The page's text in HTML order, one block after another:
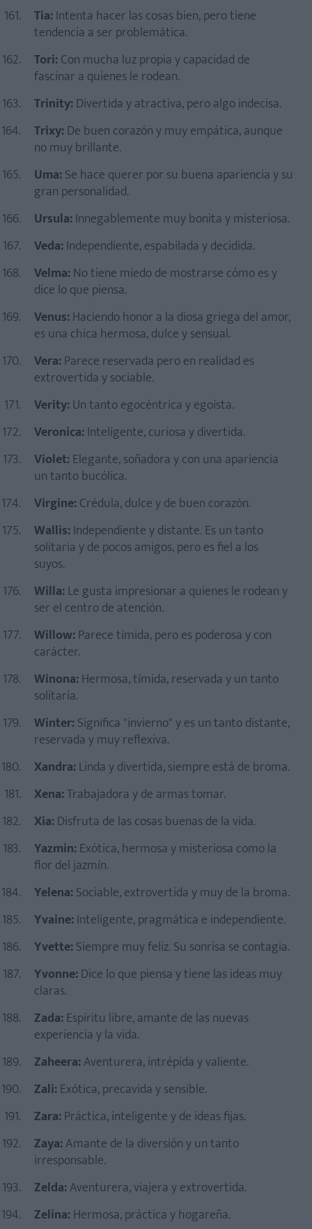
Tia:Intenta hacer las cosas bien, pero tiene
tendencia a ser problemática.
Tori:Con mucha luz propia y capacidad de
fascinar a quienes le rodean.
Trinity:Divertida y atractiva, pero algo indecisa.
Trixy:De buen corazón y muy empática, aunque
no muy brillante.
Uma:Se hace querer por su buena apariencia y su
gran personalidad.
Ursula:Innegablemente muy bonita y misteriosa.
Veda:Independiente, espabilada y decidida.
Velma:No tiene miedo de mostrarse cómo es y
dice lo que piensa.
Venus:Haciendo honor a la diosa griega del amor,
es una chica hermosa, dulce y sensual.
Vera:Parece reservada pero en realidad es
extrovertida y sociable.
Verity:Un tanto egocéntrica y egoísta.
Veronica:Inteligente, curiosa y divertida.
Violet:Elegante, soñadora y con una apariencia
un tanto bucólica.
Virgine:Crédula, dulce y de buen corazón.
Wallis:Independiente y distante. Es un tanto
solitaria y de pocos amigos, pero es fiel a los
suyos.
Willa:Le gusta impresionar a quienes le rodean y
ser el centro de atención.
Willow:Parece tímida, pero es poderosa y con
carácter.
Winona:Hermosa, tímida, reservada y un tanto
solitaria.
Winter:Significa "invierno" y es un tanto distante,
reservada y muy reflexiva.
Xandra:Linda y divertida, siempre está de broma.
Xena:Trabajadora y de armas tomar.
Xia:Disfruta de las cosas buenas de la vida.
Yazmin:Exótica, hermosa y misteriosa como la
flor del jazmín.
Yelena:Sociable, extrovertida y muy de la broma.
Yvaine:Inteligente, pragmática e independiente.
Yvette:Siempre muy feliz. Su sonrisa se contagia.
Yvonne:Dice lo que piensa y tiene las ideas muy
claras.
Zada:Espíritu libre, amante de las nuevas
experiencia y la vida.
Zaheera:Aventurera, intrépida y valiente.
Zali:Exótica, precavida y sensible.
Zara:Práctica, inteligente y de ideas fijas.
Zaya:Amante de la diversión y un tanto
irresponsable.
Zelda:Aventurera, viajera y extrovertida.
Zelina:Hermosa, práctica y hogareña.